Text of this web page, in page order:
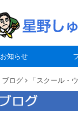
お知らせ
ブログ 「スクール・